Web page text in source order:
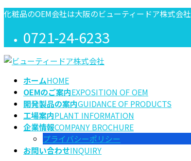
コ
ン
ツ
ナ
ー
シ
化粧品のOEM会社は大阪のビューティードア株式会社
0721-24-6233
ホームHOME
OEMのご案内EXPOSITION OF OEM
開発製品の案内GUIDANCE OF PRODUCTS
工場案内PLANT INFORMATION
企業情報COMPANY BROCHURE
プライバシーポリシー
お問い合わせINQUIRY